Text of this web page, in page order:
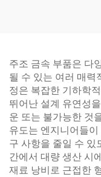
주조 금속 부품은 다
될 수 있는 여러 매력
정은 복잡한 기하학
뛰어난 설계 유연성
운 또는 불가능한 것
유도는 엔지니어들
구 사항을 줄일 수 있
간에서 대량 생산 시
재료 낭비로 근접한